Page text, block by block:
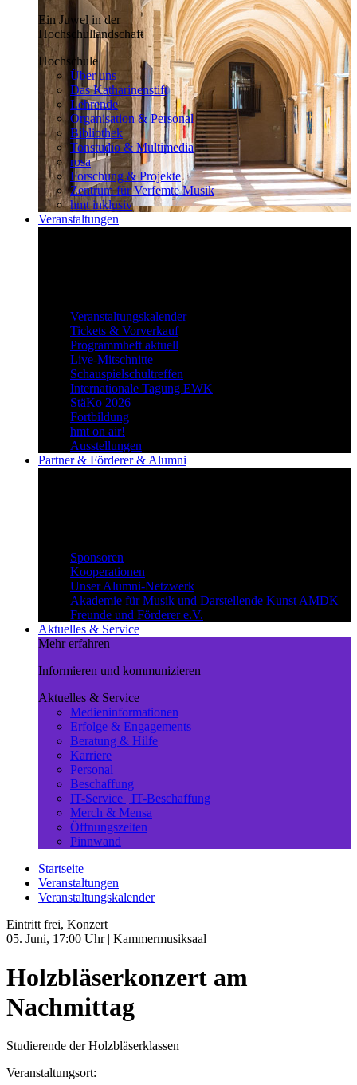
Ein Juwel in der
Hochschullandschaft
Hochschule
Über uns
Das Katharinenstift
Lehrende
Organisation & Personal
Bibliothek
Tonstudio & Multimedia
rosa
Forschung & Projekte
Zentrum für Verfemte Musik
hmt inklusiv
Veranstaltungen
Veranstaltungskalender
Tickets & Vorverkauf
Programmheft aktuell
Live-Mitschnitte
Schauspielschultreffen
Internationale Tagung EWK
StäKo 2026
Fortbildung
hmt on air!
Ausstellungen
Partner & Förderer & Alumni
Sponsoren
Kooperationen
Unser Alumni-Netzwerk
Akademie für Musik und Darstellende Kunst AMDK
Freunde und Förderer e.V.
Aktuelles & Service
Mehr erfahren
Informieren und kommunizieren
Aktuelles & Service
Medieninformationen
Erfolge & Engagements
Beratung & Hilfe
Karriere
Personal
Beschaffung
IT-Service | IT-Beschaffung
Merch & Mensa
Öffnungszeiten
Pinnwand
Startseite
Veranstaltungen
Veranstaltungskalender
Eintritt frei, Konzert
05. Juni, 17:00 Uhr | Kammermusiksaal
Holzbläserkonzert am
Nachmittag
Studierende der Holzbläserklassen
Veranstaltungsort: